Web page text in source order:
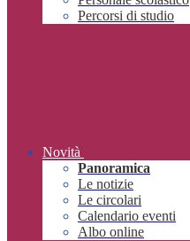
Percorsi di studio
Novità
Panoramica
Le notizie
Le circolari
Calendario eventi
Albo online